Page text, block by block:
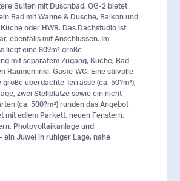
Suiten mit Duschbad. OG-2 bietet
Bad mit Wanne & Dusche, Balkon und
oder HWR. Das Dachstudio ist
ebenfalls mit Anschlüssen. Im
liegt eine 80?m² große
mit separatem Zugang, Küche, Bad
Räumen inkl. Gäste-WC. Eine stilvolle
überdachte Terrasse (ca. 50?m²),
zwei Stellplätze sowie ein nicht
(ca. 500?m²) runden das Angebot
mit edlem Parkett, neuen Fenstern,
Photovoltaikanlage und
ein Juwel in ruhiger Lage, nahe